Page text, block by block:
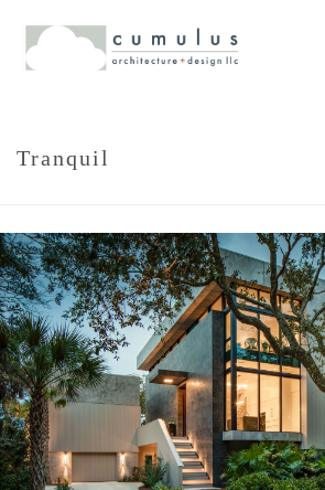
Tranquil